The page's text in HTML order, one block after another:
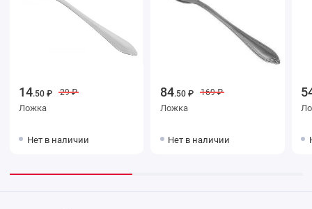
14.50 ₽ 29 ₽
Ложка
Нет в наличии
84.50 ₽ 169 ₽
Ложка
Нет в наличии